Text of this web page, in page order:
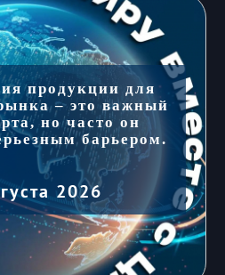
продукции для
– это важный
но часто он
барьером.
2026